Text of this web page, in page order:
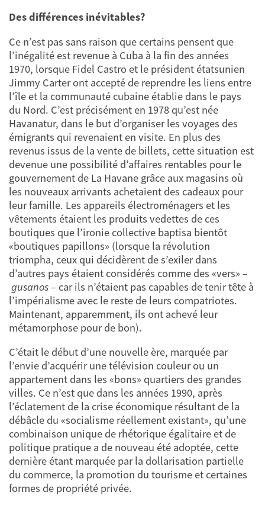
Des différences inévitables?
Ce n’est pas sans raison que certains pensent que
l’inégalité est revenue à Cuba à la fin des années
1970, lorsque Fidel Castro et le président étatsunien
Jimmy Carter ont accepté de reprendre les liens entre
l’île et la communauté cubaine établie dans le pays
du Nord. C’est précisément en 1978 qu’est née
Havanatur, dans le but d’organiser les voyages des
émigrants qui revenaient en visite. En plus des
revenus issus de la vente de billets, cette situation est
devenue une possibilité d’affaires rentables pour le
gouvernement de La Havane grâce aux magasins où
les nouveaux arrivants achetaient des cadeaux pour
leur famille. Les appareils électroménagers et les
vêtements étaient les produits vedettes de ces
boutiques que l’ironie collective baptisa bientôt
«boutiques papillons» (lorsque la révolution
triompha, ceux qui décidèrent de s’exiler dans
d’autres pays étaient considérés comme des «vers» –
gusanos– car ils n’étaient pas capables de tenir tête à
l’impérialisme avec le reste de leurs compatriotes.
Maintenant, apparemment, ils ont achevé leur
métamorphose pour de bon).
C’était le début d’une nouvelle ère, marquée par
l’envie d’acquérir une télévision couleur ou un
appartement dans les «bons» quartiers des grandes
villes. Ce n’est que dans les années 1990, après
l’éclatement de la crise économique résultant de la
débâcle du «socialisme réellement existant», qu’une
combinaison unique de rhétorique égalitaire et de
politique pratique a de nouveau été adoptée, cette
dernière étant marquée par la dollarisation partielle
du commerce, la promotion du tourisme et certaines
formes de propriété privée.